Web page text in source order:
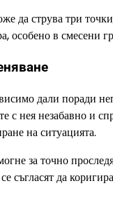
да струва три
особено в смесени
дали поради
нея незабавно и
на ситуацията.
за точно
съгласят да